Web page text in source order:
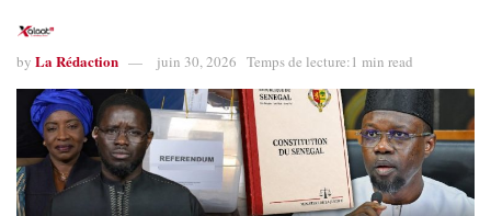
by La Rédaction juin 30, 2026 Temps de lecture:1 min read